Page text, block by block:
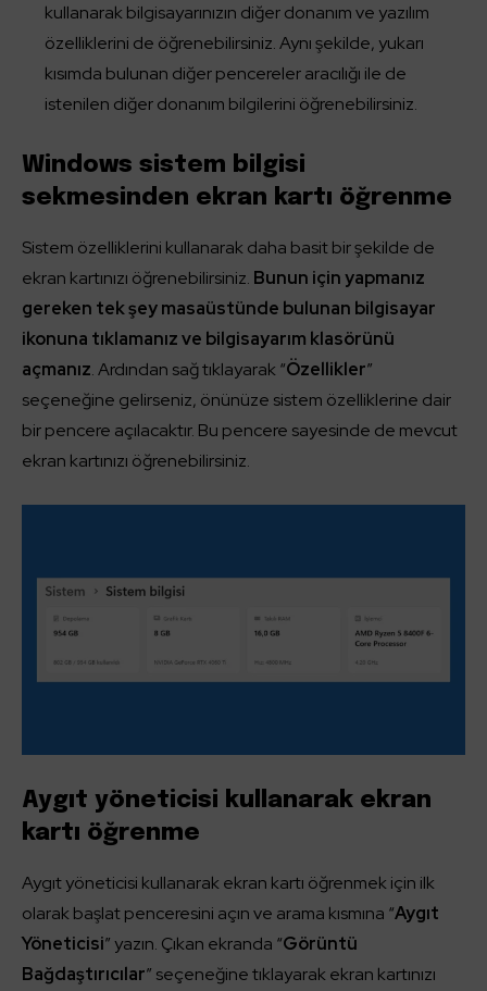
kullanarak bilgisayarınızın diğer donanım ve yazılım
özelliklerini de öğrenebilirsiniz. Aynı şekilde, yukarı
kısımda bulunan diğer pencereler aracılığı ile de
istenilen diğer donanım bilgilerini öğrenebilirsiniz.
Windows sistem bilgisi
sekmesinden ekran kartı öğrenme
Sistem özelliklerini kullanarak daha basit bir şekilde de
ekran kartınızı öğrenebilirsiniz. Bunun için yapmanız
gereken tek şey masaüstünde bulunan bilgisayar
ikonuna tıklamanız ve bilgisayarım klasörünü
açmanız. Ardından sağ tıklayarak “Özellikler”
seçeneğine gelirseniz, önünüze sistem özelliklerine dair
bir pencere açılacaktır. Bu pencere sayesinde de mevcut
ekran kartınızı öğrenebilirsiniz.
Aygıt yöneticisi kullanarak ekran
kartı öğrenme
Aygıt yöneticisi kullanarak ekran kartı öğrenmek için ilk
olarak başlat penceresini açın ve arama kısmına “Aygıt
Yöneticisi” yazın. Çıkan ekranda “Görüntü
Bağdaştırıcılar” seçeneğine tıklayarak ekran kartınızı